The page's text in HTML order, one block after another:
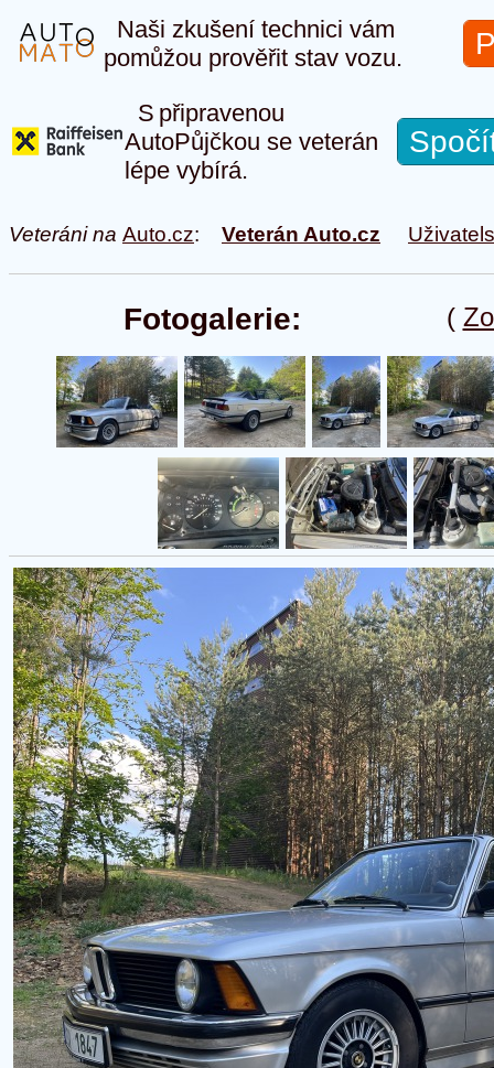
Naši zkušení technici vám
pomůžou prověřit stav vozu.
S připravenou
AutoPůjčkou se veterán
lépe vybírá.
Veteráni na Auto.cz: Veterán Auto.cz
(
Fotogalerie: